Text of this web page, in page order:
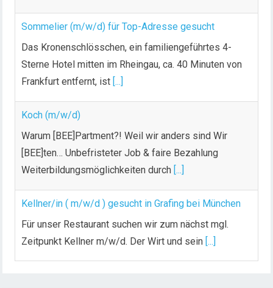
Sommelier (m/w/d) für Top-Adresse gesucht
Das Kronenschlösschen, ein familiengeführtes 4-
Sterne Hotel mitten im Rheingau, ca. 40 Minuten von
Frankfurt entfernt, ist [...]
Koch (m/w/d)
Warum [BEE]Partment?! Weil wir anders sind Wir
[BEE]ten… Unbefristeter Job & faire Bezahlung
Weiterbildungsmöglichkeiten durch [...]
Kellner/in ( m/w/d ) gesucht in Grafing bei München
Für unser Restaurant suchen wir zum nächst mgl.
Zeitpunkt Kellner m/w/d. Der Wirt und sein [...]